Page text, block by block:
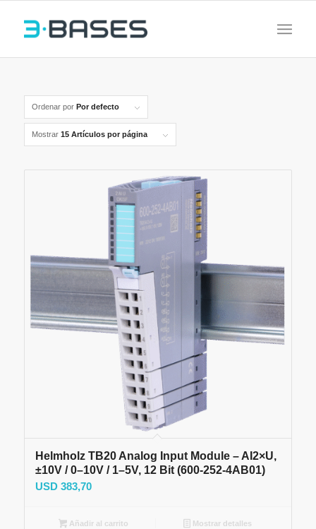
Ordenar por Por defecto
Mostrar 15 Artículos por página
Helmholz TB20 Analog Input Module – AI2×U,
±10V / 0–10V / 1–5V, 12 Bit (600-252-4AB01)
USD383,70
Añadir al carrito Mostrar detalles